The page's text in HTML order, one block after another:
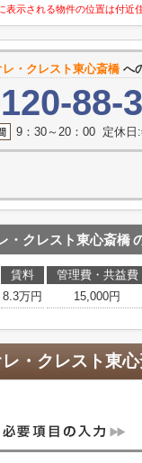
表示される物件の位置は付近
レ・クレスト東心斎橋 へ
88-
9：30～20：00 定休日
・クレスト東心斎橋
賃料 管理費・共益費
8.3万円 15,000円
・クレスト東